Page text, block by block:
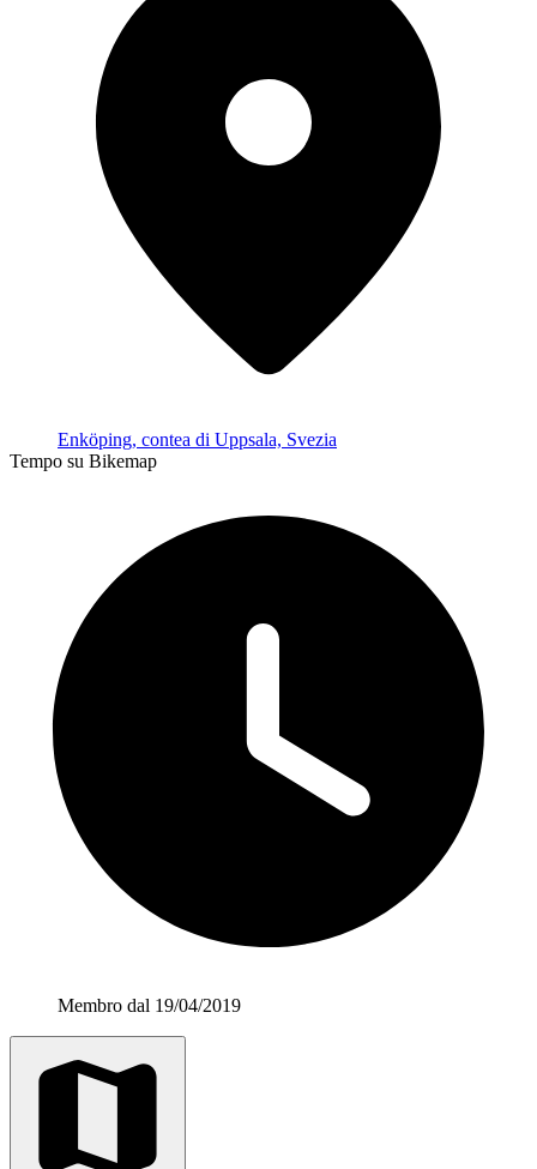
Enköping, contea di Uppsala, Svezia
Tempo su Bikemap
Membro dal 19/04/2019